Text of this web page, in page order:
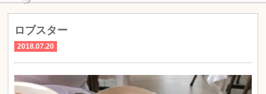
ロブスター
2018.07.20